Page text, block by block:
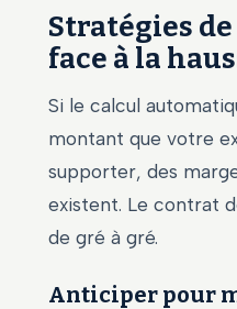
Stratégies
face à la
Si le calcul
montant que votre
supporter, des
existent. Le contrat
de gré à gré.
Anticiper pour